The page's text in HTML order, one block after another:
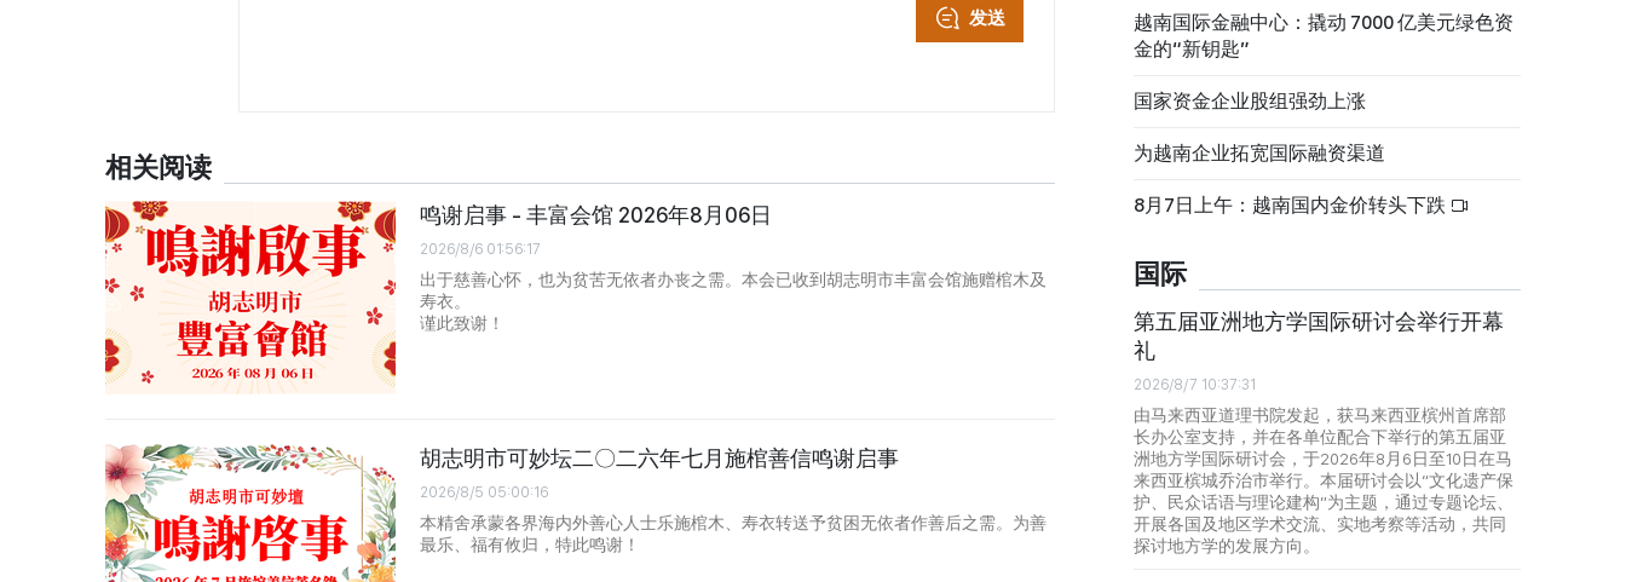
发送
相关阅读
鸣谢启事 - 丰富会馆 2026年8月06日
2026/8/6 01:56:17
出于慈善心怀，也为贫苦无依者办丧之需。本会已收到胡志明市丰富会馆施赠棺木及
寿衣。
谨此致谢！
胡志明市可妙坛二〇二六年七月施棺善信鸣谢启事
2026/8/5 05:00:16
本精舍承蒙各界海内外善心人士乐施棺木、寿衣转送予贫困无依者作善后之需。为善
最乐、福有攸归，特此鸣谢！
越南国际金融中心：撬动 7000 亿美元绿色资
金的“新钥匙”
国家资金企业股组强劲上涨
为越南企业拓宽国际融资渠道
8月7日上午：越南国内金价转头下跌
国际
第五届亚洲地方学国际研讨会举行开幕
礼
2026/8/7 10:37:31
由马来西亚道理书院发起，获马来西亚槟州首席部
长办公室支持，并在各单位配合下举行的第五届亚
洲地方学国际研讨会，于2026年8月6日至10日在马
来西亚槟城乔治市举行。本届研讨会以“文化遗产保
护、民众话语与理论建构”为主题，通过专题论坛、
开展各国及地区学术交流、实地考察等活动，共同
探讨地方学的发展方向。